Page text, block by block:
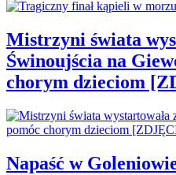
Mistrzyni świata
Świnoujścia na
chorym dzieciom
Napaść w